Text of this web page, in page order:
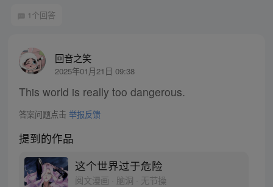
1个回答
回音之笑
2025年01月21日 09:38
This world is really too dangerous.
答案问题点击 举报反馈
提到的作品
这个世界过于危险
阅文漫画 · 脑洞 · 无节操